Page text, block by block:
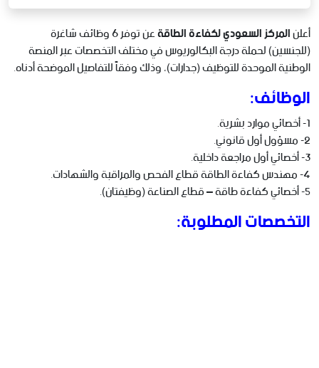
أعلنالمركز السعودي لكفاءة الطاقة عن توفر 6 وظائف شاغرة
(للجنسين) لحملة درجة البكالوريوس في مختلف التخصصات عبر المنصة
الوطنية الموحدة للتوظيف (جدارات)، وذلك وفقاً للتفاصيل الموضحة أدناه.
الوظائف:
1- أخصائي موارد بشرية.
2- مسؤول أول قانوني.
3- أخصائي أول مراجعة داخلية.
4- مهندس كفاءة الطاقة قطاع الفحص والمراقبة والشهادات.
5- أخصائي كفاءة طاقة – قطاع الصناعة (وظيفتان).
التخصصات المطلوبة: